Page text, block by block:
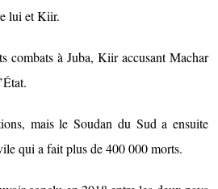
lui et Kiir.
combats à Juba, Kiir accusant Machar
mais le Soudan du Sud a ensuite
qui a fait plus de 400 000 morts.